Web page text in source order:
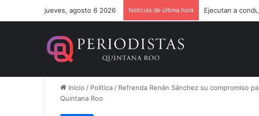
jueves, agosto 6 2026 Noticias de última hora Ejecutan a
Inicio / Política / Refrenda Renán Sánchez su compromiso
Quintana Roo